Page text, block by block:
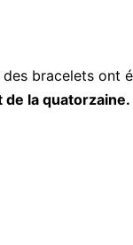
bracelets ont
la quatorzaine.